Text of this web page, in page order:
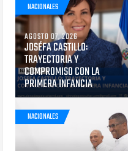
NACIONALES
AGOSTO 07, 2026
JOSÉFA CASTILLO:
TRAYECTORIA Y
COMPROMISO CON LA
PRIMERA INFANCIA
NACIONALES